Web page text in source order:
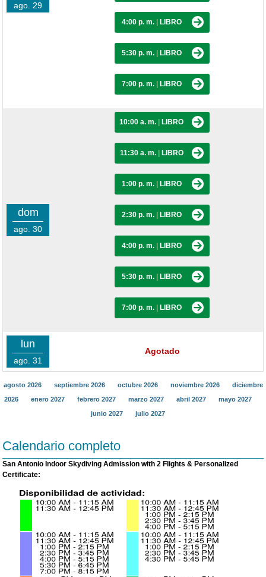
ago. 29
4:00 p. m. LIBRO
5:30 p. m. LIBRO
7:00 p. m. LIBRO
dom
ago. 30
10:00 a. m. LIBRO
11:30 a. m. LIBRO
1:00 p. m. LIBRO
2:30 p. m. LIBRO
4:00 p. m. LIBRO
5:30 p. m. LIBRO
7:00 p. m. LIBRO
lun
ago. 31
Agotado
agosto 2026 septiembre 2026 octubre 2026 noviembre 2026
diciembre
2026
enero 2027 febrero 2027 marzo 2027 abril 2027
mayo 2027
junio 2027
julio 2027
Calendario completo
San Antonio Indoor Skydiving Admission with 2 Flights & Personalized
Certificate: